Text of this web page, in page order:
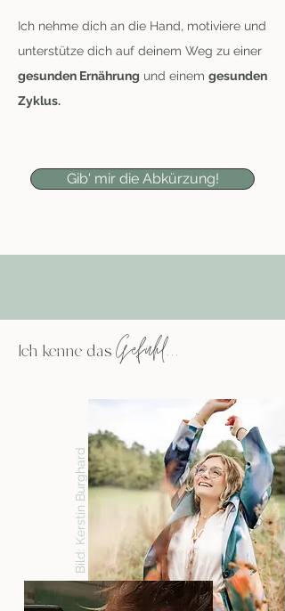
Ich nehme dich an die Hand, motiviere und
unterstütze dich auf deinem Weg zu einer
gesunden Ernährung und einem gesunden
Zyklus.
Gib' mir die Abkürzung!
Gefühl...
Ich kenne das
Bild: Kerstin Burghard